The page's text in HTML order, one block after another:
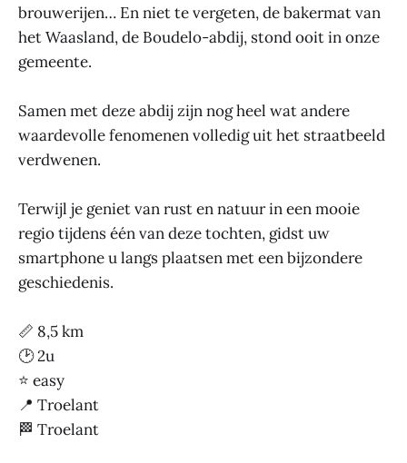
brouwerijen… En niet te vergeten, de bakermat van
het Waasland, de Boudelo-abdij, stond ooit in onze
gemeente.
Samen met deze abdij zijn nog heel wat andere
waardevolle fenomenen volledig uit het straatbeeld
verdwenen.
Terwijl je geniet van rust en natuur in een mooie
regio tijdens één van deze tochten, gidst uw
smartphone u langs plaatsen met een bijzondere
geschiedenis.
📏 8,5 km
🕑 2u
⭐ easy
📍 Troelant
🏁 Troelant